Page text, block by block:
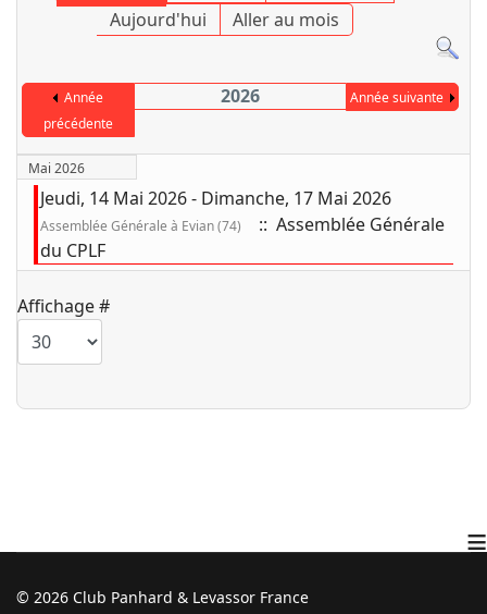
Aujourd'hui
Aller au mois
Année
précédente
2026 Année suivante
Mai 2026
Jeudi, 14 Mai 2026 - Dimanche, 17 Mai 2026
Assemblée Générale à Evian (74)
:: Assemblée Générale
du CPLF
Limite de la pagination
Affichage #
≡
© 2026 Club Panhard & Levassor France